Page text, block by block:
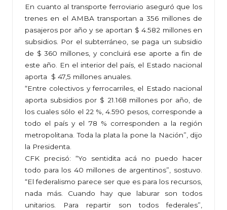
En cuanto al transporte ferroviario aseguró que los
trenes en el AMBA transportan a 356 millones de
pasajeros por año y se aportan $ 4.582 millones en
subsidios. Por el subterráneo, se paga un subsidio
de $ 360 millones, y concluirá ese aporte a fin de
este año. En el interior del país, el Estado nacional
aporta $ 47,5 millones anuales.
“Entre colectivos y ferrocarriles, el Estado nacional
aporta subsidios por $ 21.168 millones por año, de
los cuales sólo el 22 %, 4.590 pesos, corresponde a
todo el país y el 78 % corresponden a la región
metropolitana. Toda la plata la pone la Nación”, dijo
la Presidenta.
CFK precisó: “Yo sentidita acá no puedo hacer
todo para los 40 millones de argentinos”, sostuvo.
“El federalismo parece ser que es para los recursos,
nada más. Cuando hay que laburar son todos
unitarios. Para repartir son todos federales”,